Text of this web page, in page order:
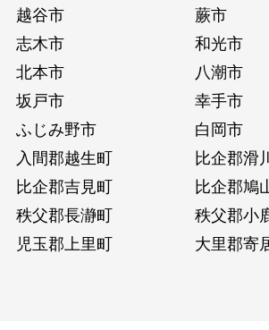
越谷市 蕨市
志木市 和光市
北本市 八潮市
坂戸市 幸手市
ふじみ野市 白岡市
入間郡越生町 比企郡滑
比企郡吉見町 比企郡鳩
秩父郡長瀞町 秩父郡小
児玉郡上里町 大里郡寄